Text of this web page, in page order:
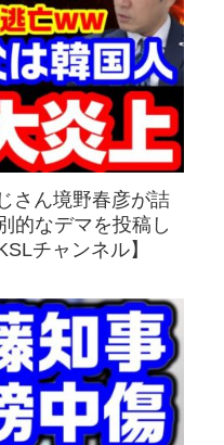
さん境野春彦が詰
的なデマを投稿し
チャンネル】